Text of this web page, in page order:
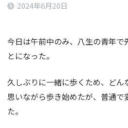
2024年6月20日
今日は午前中のみ、八生の青年で
とになった。
久しぶりに一緒に歩くため、どん
思いながら歩き始めたが、普通で
た。